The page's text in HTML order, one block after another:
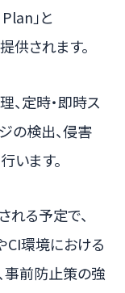
」と
供されます。
、定時・即時ス
の検出、侵害
います。
る予定で、
CI環境における
事前防止策の強